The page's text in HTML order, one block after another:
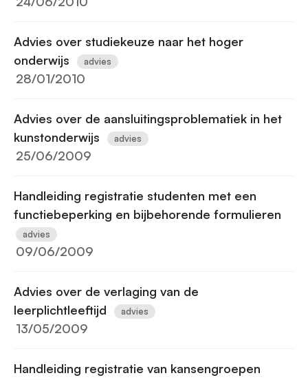
Advies over studiekeuze naar het hoger
onderwijs
advies
28/01/2010
Advies over de aansluitingsproblematiek in het
kunstonderwijs
advies
25/06/2009
Handleiding registratie studenten met een
functiebeperking en bijbehorende formulieren
advies
09/06/2009
Advies over de verlaging van de
leerplichtleeftijd
advies
13/05/2009
Handleiding registratie van kansengroepen